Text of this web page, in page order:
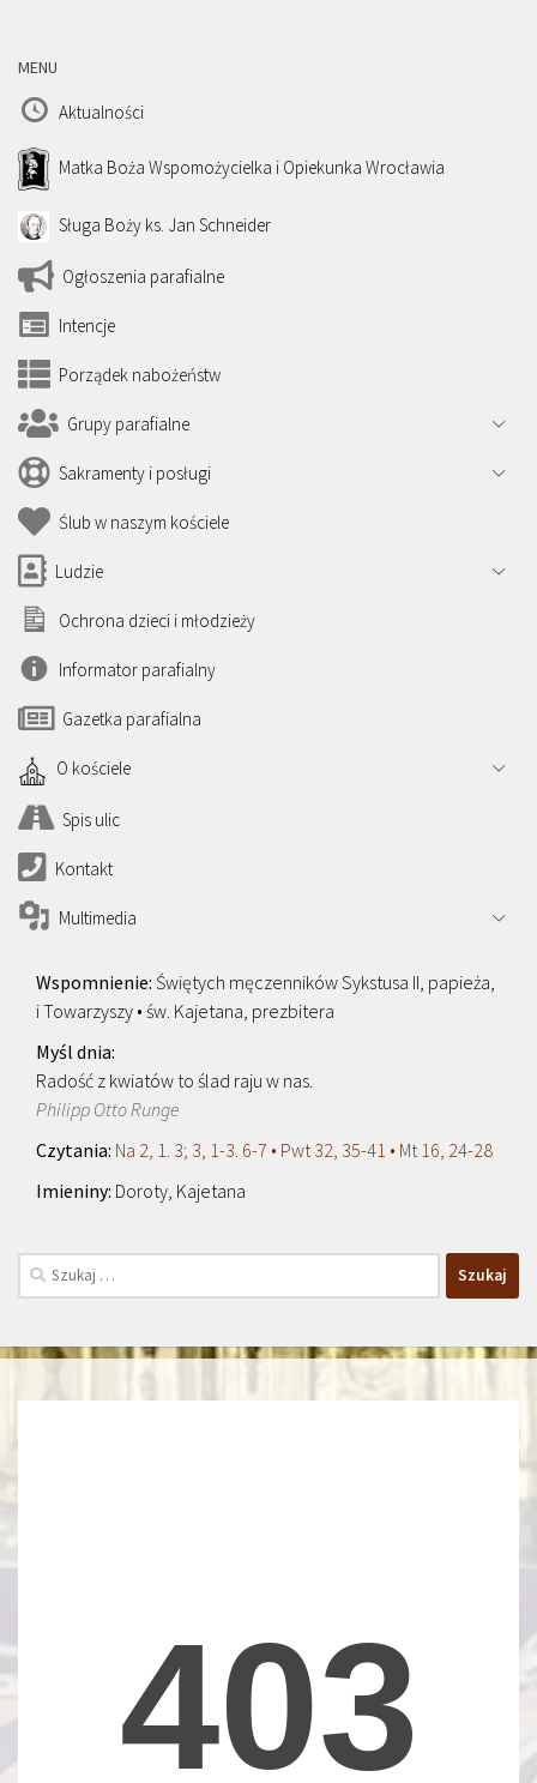
MENU
Aktualności
Matka Boża Wspomożycielka i Opiekunka Wrocławia
Sługa Boży ks. Jan Schneider
Ogłoszenia parafialne
Intencje
Porządek nabożeństw
Grupy parafialne
Sakramenty i posługi
Ślub w naszym kościele
Ludzie
Ochrona dzieci i młodzieży
Informator parafialny
Gazetka parafialna
O kościele
Spis ulic
Kontakt
Multimedia
Świętych męczenników Sykstusa II, papieża,
i Towarzyszy • św. Kajetana, prezbitera
Radość z kwiatów to ślad raju w nas.
Philipp Otto Runge
Na 2, 1. 3; 3, 1-3. 6-7 • Pwt 32, 35-41 • Mt 16, 24-28
Doroty, Kajetana
Szukaj: